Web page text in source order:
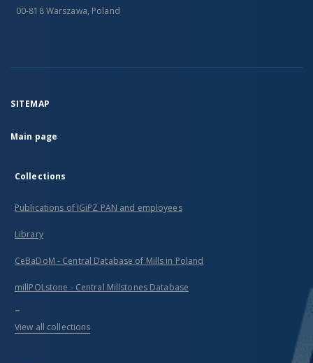
00-818 Warszawa, Poland
SITEMAP
Main page
Collections
Publications of IGiPZ PAN and employees
Library
CeBaDoM - Central Database of Mills in Poland
millPOLstone - Central Millstones Database
...
View all collections